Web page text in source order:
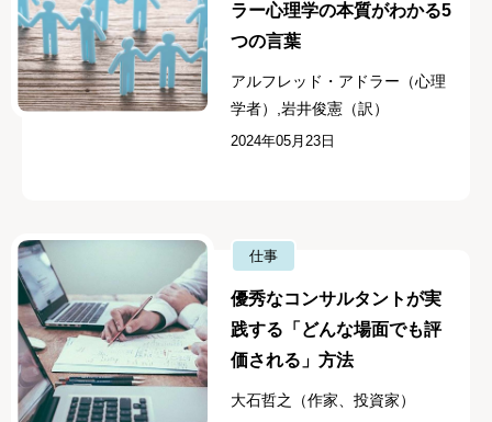
ラー心理学の本質がわかる5
つの言葉
アルフレッド・アドラー（心理
学者）,岩井俊憲（訳）
2024年05月23日
仕事
優秀なコンサルタントが実
践する「どんな場面でも評
価される」方法
大石哲之（作家、投資家）